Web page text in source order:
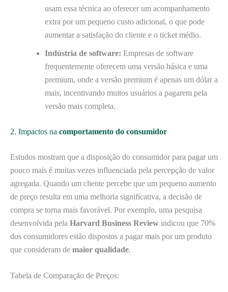
usam essa técnica ao oferecer um acompanhamento
extra por um pequeno custo adicional, o que pode
aumentar a satisfação do cliente e o ticket médio.
Indústria de software: Empresas de software
frequentemente oferecem uma versão básica e uma
premium, onde a versão premium é apenas um dólar a
mais, incentivando muitos usuários a pagarem pela
versão mais completa.
2. Impactos na comportamento do consumidor
Estudos mostram que a disposição do consumidor para pagar um
pouco mais é muitas vezes influenciada pela percepção de valor
agregada. Quando um cliente percebe que um pequeno aumento
de preço resulta em uma melhoria significativa, a decisão de
compra se torna mais favorável. Por exemplo, uma pesquisa
desenvolvida pela Harvard Business Review indicou que 70%
dos consumidores estão dispostos a pagar mais por um produto
que consideram de maior qualidade.
Tabela de Comparação de Preços: